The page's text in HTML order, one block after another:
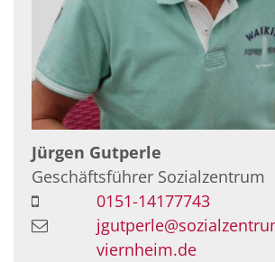
Jürgen Gutperle
Geschäftsführer Sozialzentrum
0151-14177743
viernheim.de